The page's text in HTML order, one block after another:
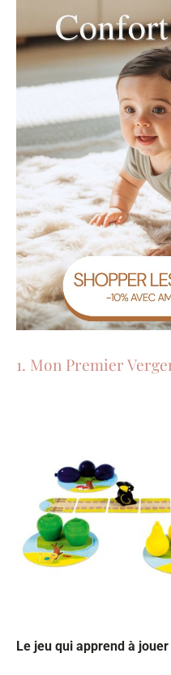
1. Mon Premier
Le jeu qui apprend à